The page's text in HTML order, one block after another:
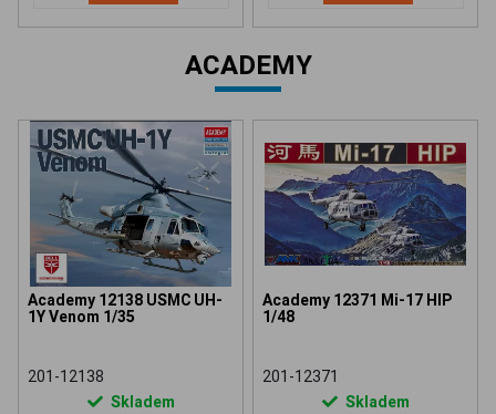
ACADEMY
Academy 12138 USMC UH-
1Y Venom 1/35
201-12138
Skladem
Academy 12371 Mi-17 HIP
1/48
201-12371
Skladem